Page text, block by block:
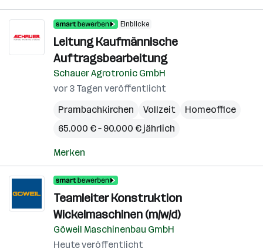
Einblicke
Leitung Kaufmännische
Auftragsbearbeitung
Schauer Agrotronic GmbH
vor 3 Tagen veröffentlicht
Prambachkirchen
Vollzeit
Homeoffice
65.000 € – 90.000 € jährlich
Merken
Teamleiter Konstruktion
Wickelmaschinen (m/w/d)
Göweil Maschinenbau GmbH
Heute veröffentlicht